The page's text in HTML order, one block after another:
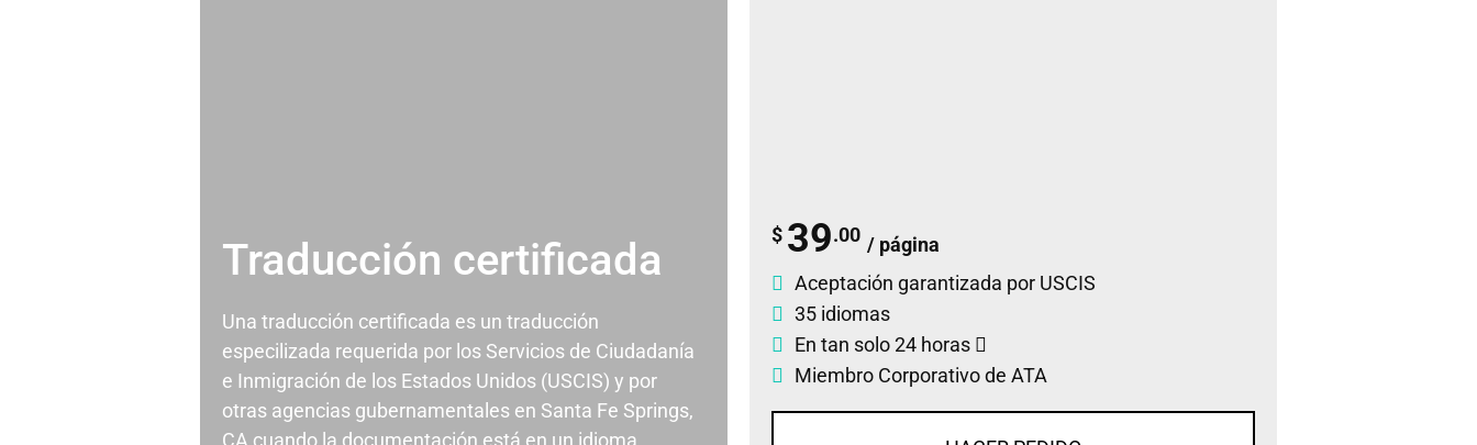
Traducción certificada
Una traducción certificada es un traducción
especilizada requerida por los Servicios de Ciudadanía
e Inmigración de los Estados Unidos (USCIS) y por
otras agencias gubernamentales en Santa Fe Springs,
CA cuando la documentación está en un idioma
$ 39.00 / página
Aceptación garantizada por USCIS
35 idiomas
En tan solo 24 horas
Miembro Corporativo de ATA